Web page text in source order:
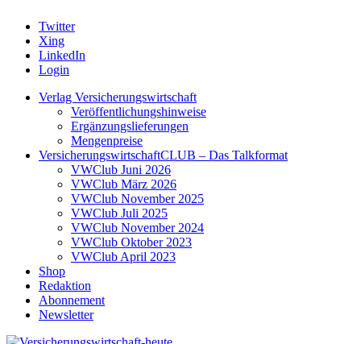
Twitter
Xing
LinkedIn
Login
Verlag Versicherungswirtschaft
Veröffentlichungshinweise
Ergänzungslieferungen
Mengenpreise
VersicherungswirtschaftCLUB – Das Talkformat
VWClub Juni 2026
VWClub März 2026
VWClub November 2025
VWClub Juli 2025
VWClub November 2024
VWClub Oktober 2023
VWClub April 2023
Shop
Redaktion
Abonnement
Newsletter